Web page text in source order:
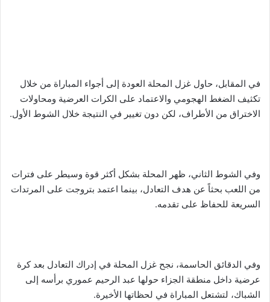
في المقابل، حاول غزل المحلة العودة إلى أجواء المباراة من خلال
تكثيف الضغط الهجومي والاعتماد على الكرات العرضية ومحاولات
الاختراق من الأطراف، لكن دون تغيير في النتيجة خلال الشوط الأول.
وفي الشوط الثاني، ظهر المحلة بشكل أكثر قوة وسيطر على فترات
من اللعب بحثاً عن هدف التعادل، بينما اعتمد بتروجت على المرتدات
السريعة للحفاظ على تقدمه.
وفي الدقائق الحاسمة، نجح غزل المحلة في إدراك التعادل بعد كرة
عرضية داخل منطقة الجزاء حولها عبد الرحيم عموري برأسه إلى
الشباك، لتشتعل المباراة في لحظاتها الأخيرة.